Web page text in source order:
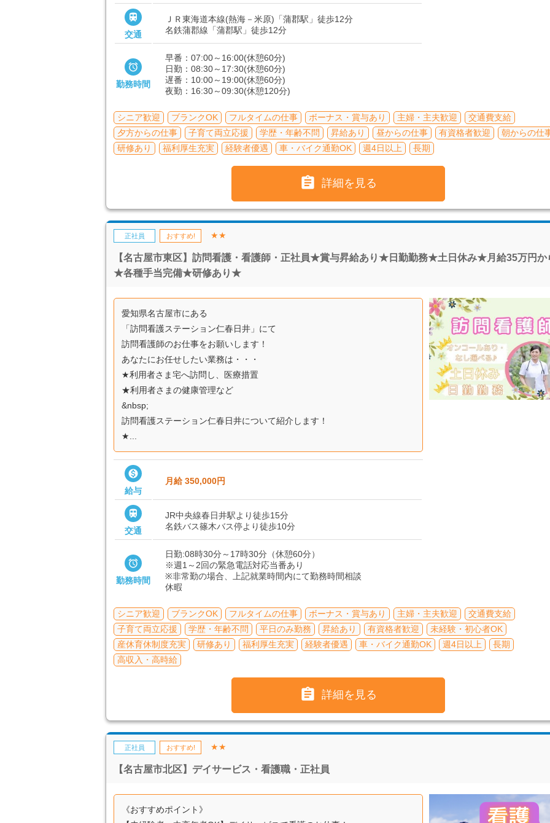

交通
ＪＲ東海道本線(熱海－米原)「蒲郡駅」徒歩12分
名鉄蒲郡線「蒲郡駅」徒歩12分

勤務時間
早番：07:00～16:00(休憩60分)
日勤：08:30～17:30(休憩60分)
遅番：10:00～19:00(休憩60分)
夜勤：16:30～09:30(休憩120分)
シニア歓迎 ブランクOK フルタイムの仕事 ボーナス・賞与あり 主婦・主夫歓迎
交通費支給
夕方からの仕事
子育て両立応援 学歴・年齢不問 昇給あり 昼からの仕事 有資格者歓迎
朝からの仕
研修あり
福利厚生充実 経験者優遇 車・バイク通勤OK 週4日以上 長期
 詳細を見る
正社員 おすすめ! ★★
【名古屋市東区】訪問看護・看護師・正社員★賞与昇給あり★日勤勤務★土日休み★月給35万円か
★各種手当完備★研修あり★
愛知県名古屋市にある
「訪問看護ステーション仁春日井」にて
訪問看護師のお仕事をお願いします！
あなたにお任せしたい業務は・・・
★利用者さま宅へ訪問し、医療措置
★利用者さまの健康管理など
&nbsp;
訪問看護ステーション仁春日井について紹介します！
★...

給与
月給 350,000円

交通
JR中央線春日井駅より徒歩15分
名鉄バス篠木バス停より徒歩10分

勤務時間
日勤:08時30分～17時30分（休憩60分）
※週1～2回の緊急電話対応当番あり
※非常勤の場合、上記就業時間内にて勤務時間相談
休暇
シニア歓迎 ブランクOK フルタイムの仕事 ボーナス・賞与あり 主婦・主夫歓迎
交通費支給
子育て両立応援
学歴・年齢不問 平日のみ勤務 昇給あり 有資格者歓迎
未経験・初心者OK
産休育休制度充実
研修あり 福利厚生充実 経験者優遇 車・バイク通勤OK 週4日以上
長期
高収入・高時給
 詳細を見る
正社員 おすすめ! ★★
【名古屋市北区】デイサービス・看護職・正社員
《おすすめポイント》